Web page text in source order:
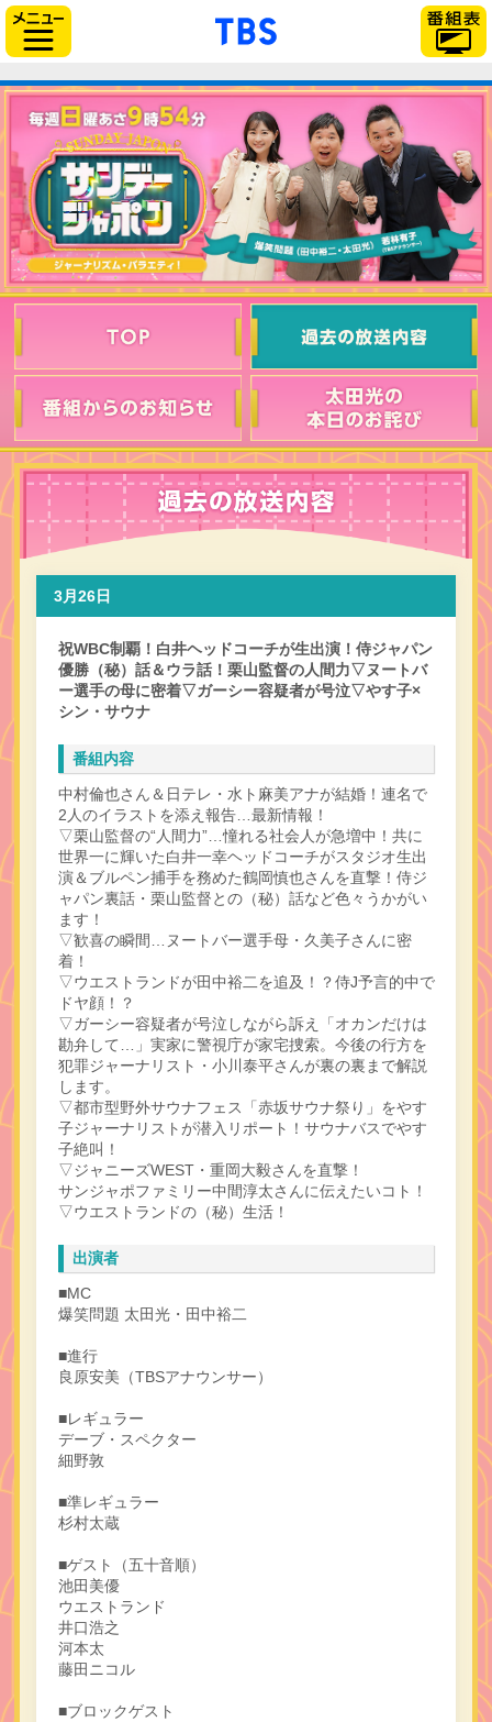
「TBSテレビ」トップ
3月26日
祝WBC制覇！白井ヘッドコーチが生出演！侍ジャパン
優勝（秘）話＆ウラ話！栗山監督の人間力▽ヌートバ
ー選手の母に密着▽ガーシー容疑者が号泣▽やす子×
シン・サウナ
番組内容
中村倫也さん＆日テレ・水ト麻美アナが結婚！連名で
2人のイラストを添え報告…最新情報！
▽栗山監督の“人間力”…憧れる社会人が急増中！共に
世界一に輝いた白井一幸ヘッドコーチがスタジオ生出
演＆ブルペン捕手を務めた鶴岡慎也さんを直撃！侍ジ
ャパン裏話・栗山監督との（秘）話など色々うかがい
ます！
▽歓喜の瞬間…ヌートバー選手母・久美子さんに密
着！
▽ウエストランドが田中裕二を追及！？侍J予言的中で
ドヤ顔！？
▽ガーシー容疑者が号泣しながら訴え「オカンだけは
勘弁して…」実家に警視庁が家宅捜索。今後の行方を
犯罪ジャーナリスト・小川泰平さんが裏の裏まで解説
します。
▽都市型野外サウナフェス「赤坂サウナ祭り」をやす
子ジャーナリストが潜入リポート！サウナバスでやす
子絶叫！
▽ジャニーズWEST・重岡大毅さんを直撃！
サンジャポファミリー中間淳太さんに伝えたいコト！
▽ウエストランドの（秘）生活！
出演者
■MC
爆笑問題 太田光・田中裕二
■進行
良原安美（TBSアナウンサー）
■レギュラー
デーブ・スペクター
細野敦
■準レギュラー
杉村太蔵
■ゲスト（五十音順）
池田美優
ウエストランド
井口浩之
河本太
藤田ニコル
■ブロックゲスト